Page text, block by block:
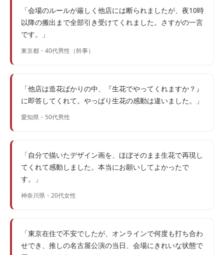
「会場のルールが厳しく他店には断られましたが、夜10時
以降の搬出まで全部引き受けてくれました。さすがの一言
です。」
東京都・40代男性（幹事）
「他店は造花ばかりの中、『生花でやってくれますか？』
に即答してくれて。やっぱり生花の感動は違いました。」
愛知県・50代男性
「自分で描いたデザイン画を、ほぼそのまま生花で再現し
てくれて感動しました。本当にお願いしてよかったで
す。」
神奈川県・20代女性
「東京在住で不安でしたが、オンラインで何度も打ち合わ
せでき、推しの名古屋公演の当日、会場にきれいな状態で